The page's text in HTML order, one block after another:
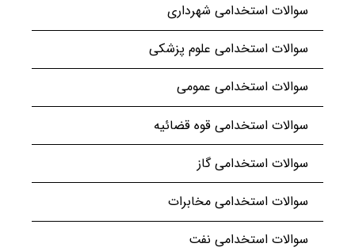
سوالات استخدامی شهرداری
سوالات استخدامی علوم پزشکی
سوالات استخدامی عمومی
سوالات استخدامی قوه قضائیه
سوالات استخدامی گاز
سوالات استخدامی مخابرات
سوالات استخدامی نفت